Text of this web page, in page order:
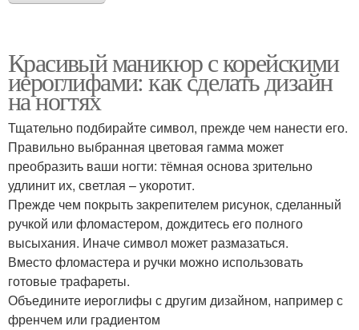
Красивый маникюр с корейскими
иероглифами: как сделать дизайн
на ногтях
Тщательно подбирайте символ, прежде чем нанести его.
Правильно выбранная цветовая гамма может
преобразить ваши ногти: тёмная основа зрительно
удлинит их, светлая – укоротит.
Прежде чем покрыть закрепителем рисунок, сделанный
ручкой или фломастером, дождитесь его полного
высыхания. Иначе символ может размазаться.
Вместо фломастера и ручки можно использовать
готовые трафареты.
Объедините иероглифы с другим дизайном, например с
френчем или градиентом